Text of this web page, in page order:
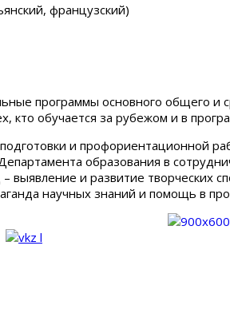
французский)
программы основного общего
обучается за рубежом и в
и профориентационной
образования в
и развитие творческих
научных знаний и помощь в